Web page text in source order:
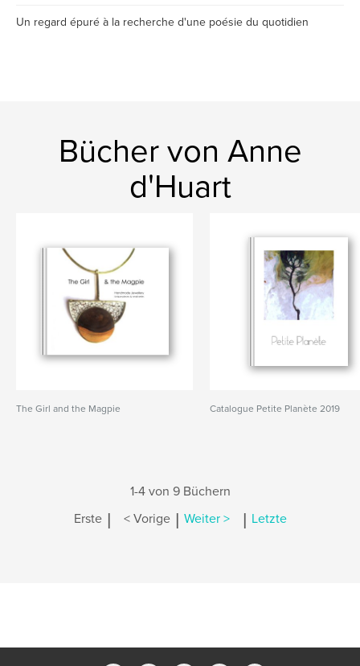
Un regard épuré à la recherche d'une poésie du quotidien
Bücher von Anne
d'Huart
The Girl and the Magpie Catalogue Petite Planète 2019
1-4 von 9 Büchern
Erste | < Vorige | Weiter > | Letzte